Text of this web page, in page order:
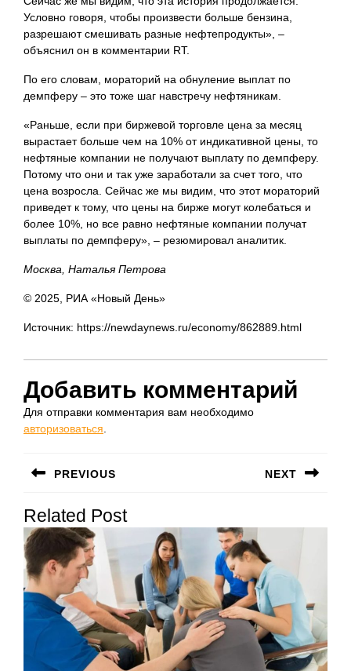
Условно говоря, чтобы произвести больше бензина,
разрешают смешивать разные нефтепродукты», –
объяснил он в комментарии RT.
По его словам, мораторий на обнуление выплат по
демпферу – это тоже шаг навстречу нефтяникам.
«Раньше, если при биржевой торговле цена за месяц
вырастает больше чем на 10% от индикативной цены, то
нефтяные компании не получают выплату по демпферу.
Потому что они и так уже заработали за счет того, что
цена возросла. Сейчас же мы видим, что этот мораторий
приведет к тому, что цены на бирже могут колебаться и
более 10%, но все равно нефтяные компании получат
выплаты по демпферу», – резюмировал аналитик.
Москва, Наталья Петрова
© 2025, РИА «Новый День»
Источник: https://newdaynews.ru/economy/862889.html
Добавить комментарий
Для отправки комментария вам необходимо
авторизоваться.
по
записям
PREVIOUS
запись:
NEXT
запись:
Related Post